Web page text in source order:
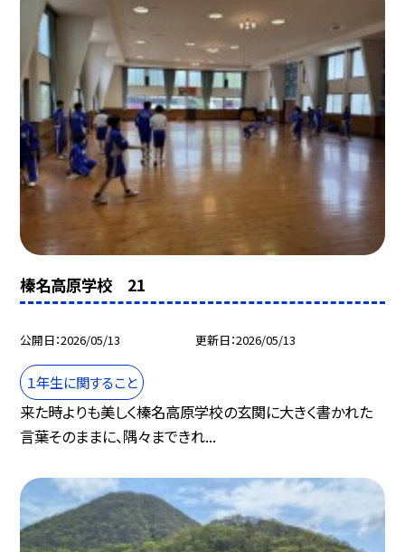
榛名高原学校 21
公開日 2026/05/13 更新日 2026/05/13
１年生に関すること
来た時よりも美しく榛名高原学校の玄関に大きく書かれた
言葉そのままに、隅々まできれ...